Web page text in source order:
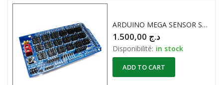
ARDUINO MEGA SENSOR SHIELD
د.ج
Disponibilité: in stock
ADD TO CART